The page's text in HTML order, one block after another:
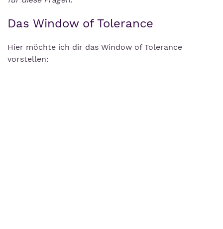
Das Window of Tolerance
Hier möchte ich dir das Window of Tolerance
vorstellen: